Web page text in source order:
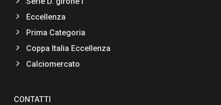
Eccellenza
Prima Categoria
Coppa Italia Eccellenza
Calciomercato
CONTATTI